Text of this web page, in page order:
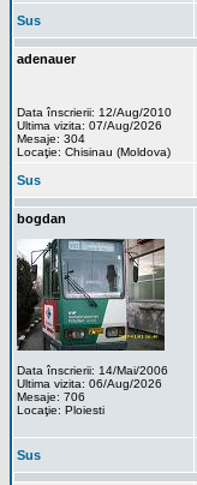
Sus
adenauer
Data înscrierii: 12/Aug/2010
Ultima vizita: 07/Aug/2026
Mesaje: 304
Locaţie: Chisinau (Moldova)
Sus
bogdan
Data înscrierii: 14/Mai/2006
Ultima vizita: 06/Aug/2026
Mesaje: 706
Locaţie: Ploiesti
Sus